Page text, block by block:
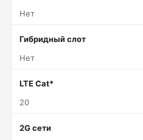
Нет
Гибридный слот
Нет
LTE Cat*
20
2G сети